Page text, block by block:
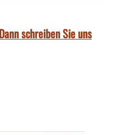
schreiben Sie uns